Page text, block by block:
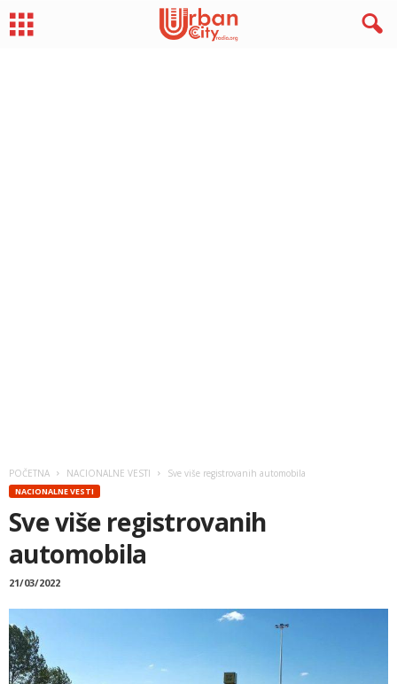
POČETNA NACIONALNE VESTI Sve više registrovanih automobila
NACIONALNE VESTI
Sve više registrovanih
automobila
21/03/2022